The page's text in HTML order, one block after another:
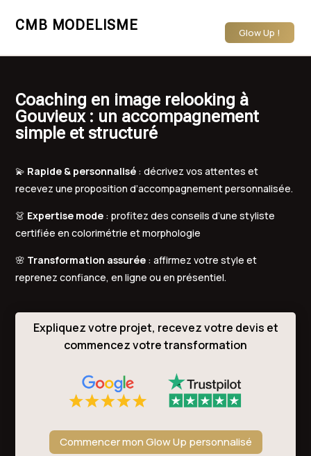
CMB MODELISME Glow Up !
Coaching en image relooking à
Gouvieux : un accompagnement
simple et structuré
💫 Rapide & personnalisé : décrivez vos attentes et
recevez une proposition d’accompagnement personnalisée.
👗 Expertise mode : profitez des conseils d’une styliste
certifiée en colorimétrie et morphologie
🌸 Transformation assurée : affirmez votre style et
reprenez confiance, en ligne ou en présentiel.
Expliquez votre projet, recevez votre devis et
commencez votre transformation
Commencer mon Glow Up personnalisé